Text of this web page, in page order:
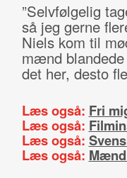
”Selvfølgelig
så jeg gerne
Niels kom til
mænd
det her, desto
Læs også: Fri
Læs også:
Læs også:
Læs også: